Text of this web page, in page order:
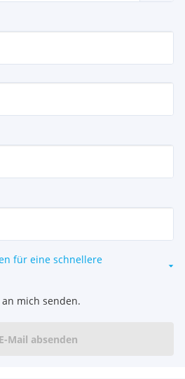
für eine schnellere
mich senden.
E-Mail absenden